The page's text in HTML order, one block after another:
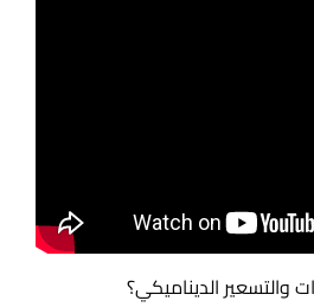
والتسعير الديناميكي؟